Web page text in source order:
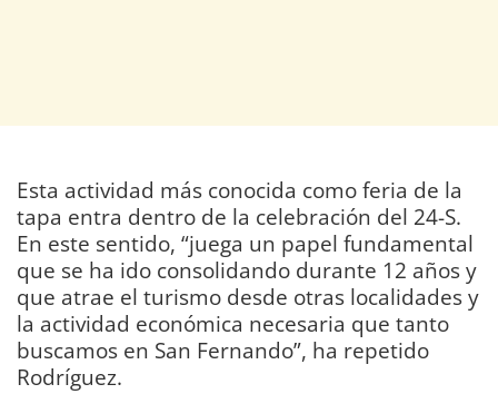
Esta actividad más conocida como feria de la
tapa entra dentro de la celebración del 24-S.
En este sentido, “juega un papel fundamental
que se ha ido consolidando durante 12 años y
que atrae el turismo desde otras localidades y
la actividad económica necesaria que tanto
buscamos en San Fernando”, ha repetido
Rodríguez.